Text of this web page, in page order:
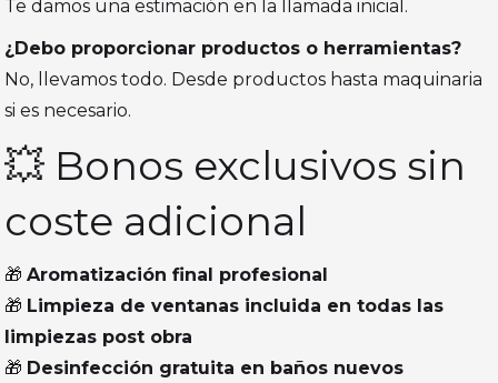
Te damos una estimación en la llamada inicial.
¿Debo proporcionar productos o herramientas?
No, llevamos todo. Desde productos hasta maquinaria
si es necesario.
💥 Bonos exclusivos sin
coste adicional
🎁Aromatización final profesional
🎁 Limpieza de ventanas incluida en todas las
limpiezas post obra
🎁 Desinfección gratuita en baños nuevos